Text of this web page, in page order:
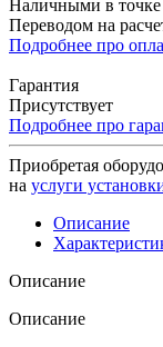
Наличными в точке
Переводом на
Подробнее про
Гарантия
Присутствует
Подробнее про
Приобретая
на услуги
Описание
Описание
Описание